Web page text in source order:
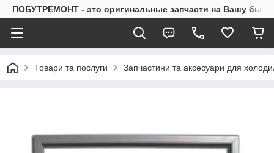
ПОБУТРЕМОНТ - это оригинальные запчасти на Вашу
Товари та послуги Запчастини та аксесуари для